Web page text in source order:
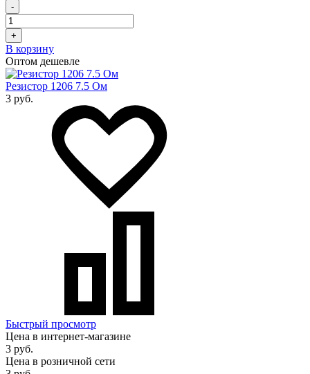
-
+
В корзину
Оптом дешевле
Резистор 1206 7.5 Ом
3 руб.
Быстрый просмотр
Цена в интернет-магазине
3 руб.
Цена в розничной сети